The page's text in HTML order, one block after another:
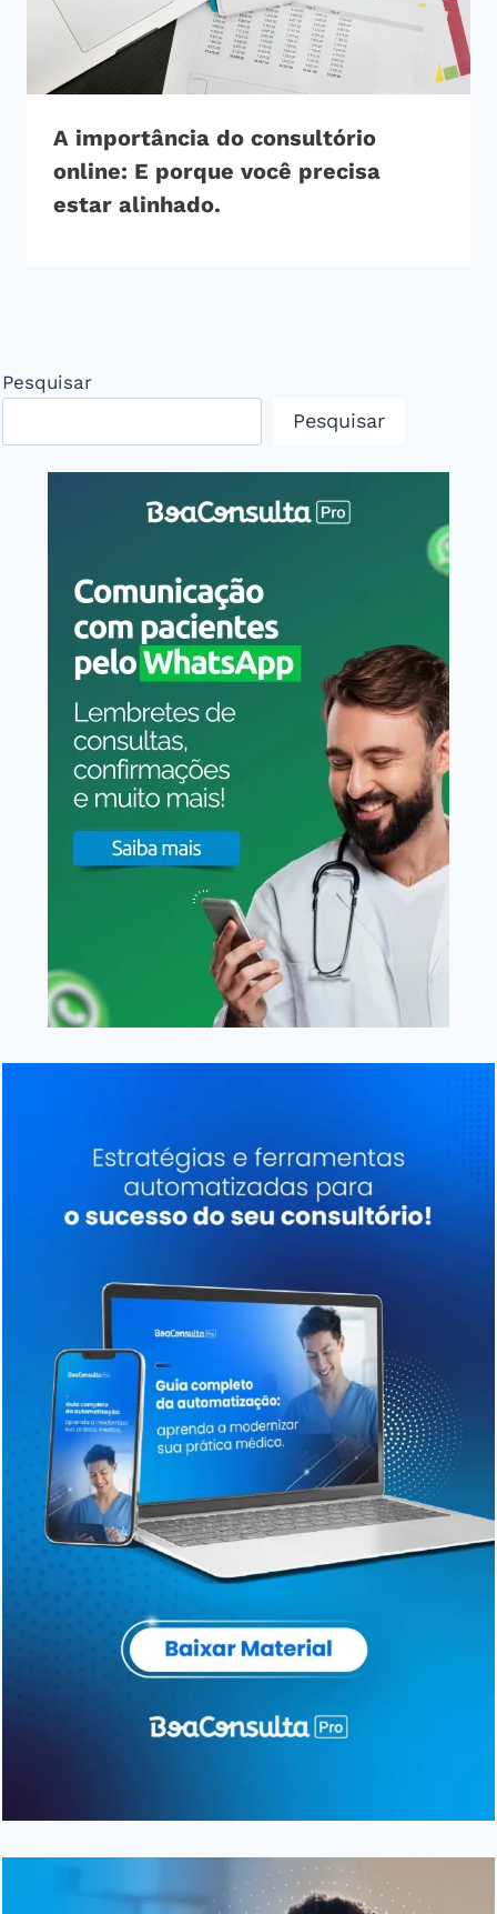
A importância do consultório
online: E porque você precisa
estar alinhado.
Pesquisar
Pesquisar